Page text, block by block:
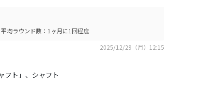
平均ラウンド数：1ヶ月に1回程度
2025/12/29（月）12:15
フト」、シャフト